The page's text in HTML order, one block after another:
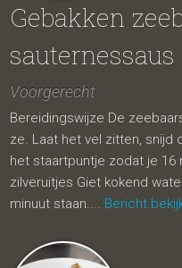
Gebakken
Voorgerecht
Bereidingswijze De
ze. Laat het vel zitten, snijd
het staartpuntje zodat je
zilveruitjes Giet kokend
minuut staan.... Bericht